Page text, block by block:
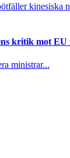
kinesiska
kritik mot
ministrar...